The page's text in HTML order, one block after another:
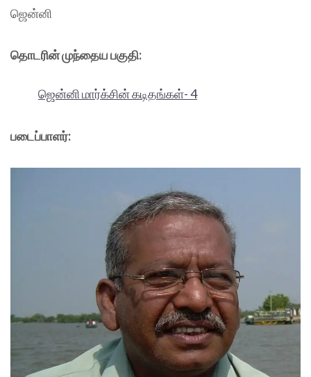
ஜென்னி
தொடரின் முந்தைய பகுதி:
ஜென்னி மார்க்சின் கடிதங்கள்- 4
படைப்பாளர்: